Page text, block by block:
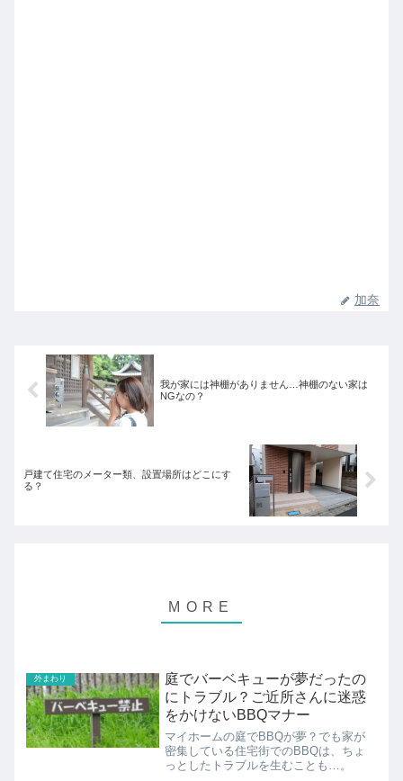
加奈
我が家には神棚がありません…神棚のない家は
NGなの？
戸建て住宅のメーター類、設置場所はどこにす
る？
外まわり
庭でバーベキューが夢だったの
にトラブル？ご近所さんに迷惑
をかけないBBQマナー
マイホームの庭でBBQが夢？でも家が
密集している住宅街でのBBQは、ちょ
っとしたトラブルを生むことも…。